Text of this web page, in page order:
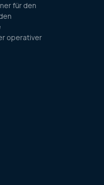
für den
operativer